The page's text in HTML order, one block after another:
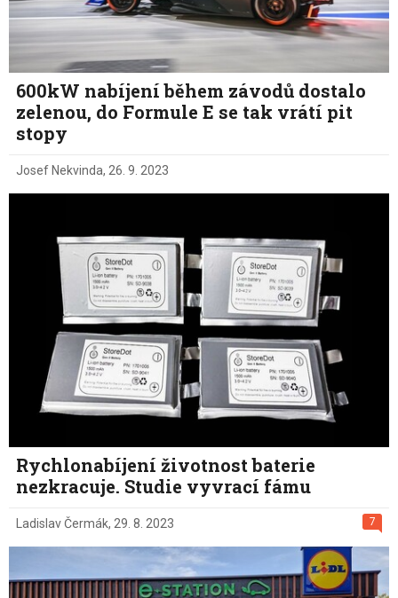
600kW nabíjení během závodů dostalo
zelenou, do Formule E se tak vrátí pit
stopy
Josef Nekvinda, 26. 9. 2023
Rychlonabíjení životnost baterie
nezkracuje. Studie vyvrací fámu
7
Ladislav Čermák, 29. 8. 2023